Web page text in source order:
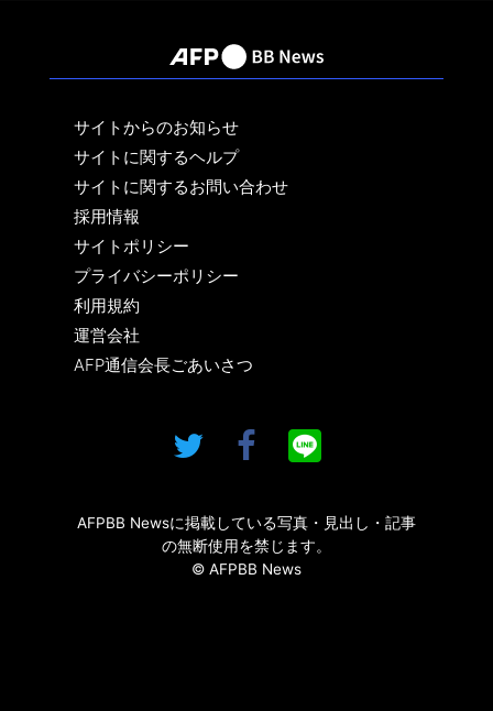
サイトからのお知らせ
サイトに関するヘルプ
サイトに関するお問い合わせ
採用情報
サイトポリシー
プライバシーポリシー
利用規約
運営会社
AFP通信会長ごあいさつ
AFPBB Newsに掲載している写真・見出し・記事
の無断使用を禁じます。
© AFPBB News